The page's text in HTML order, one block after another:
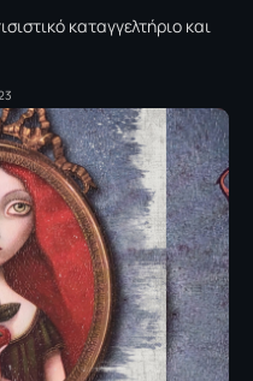
καταγγελτήριο και